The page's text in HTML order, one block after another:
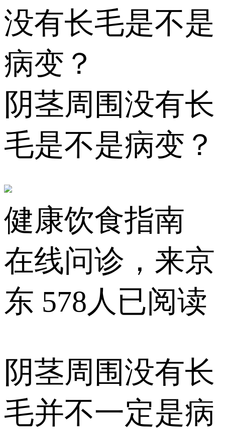
没有长毛是不是
病变？
阴茎周围没有长
毛是不是病变？
健康饮食指南
在线问诊，来京
东 578人已阅读
阴茎周围没有长
毛并不一定是病